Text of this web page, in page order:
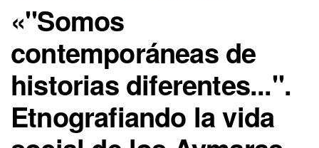
«"Somos
contemporáneas de
historias diferentes...".
Etnografiando la vida